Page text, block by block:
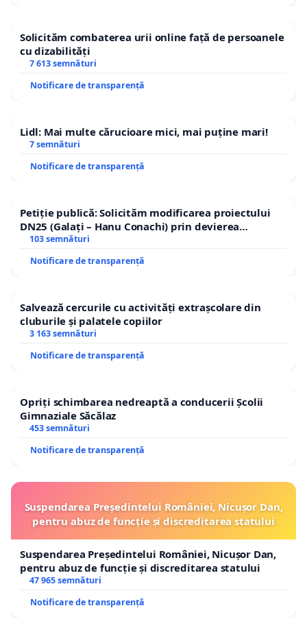
Solicităm combaterea urii online față de persoanele
cu dizabilități
7 613 semnături
Notificare de transparență
Lidl: Mai multe cărucioare mici, mai puține mari!
7 semnături
Notificare de transparență
Petiție publică: Solicităm modificarea proiectului
DN25 (Galați – Hanu Conachi) prin devierea
traseului în afara localităților!
103 semnături
Notificare de transparență
Salvează cercurile cu activități extrașcolare din
cluburile și palatele copiilor
3 163 semnături
Notificare de transparență
Opriți schimbarea nedreaptă a conducerii Școlii
Gimnaziale Săcălaz
453 semnături
Notificare de transparență
Suspendarea Președintelui României, Nicușor Dan,
pentru abuz de funcție și discreditarea statului
Suspendarea Președintelui României, Nicușor Dan,
pentru abuz de funcție și discreditarea statului
47 965 semnături
Notificare de transparență